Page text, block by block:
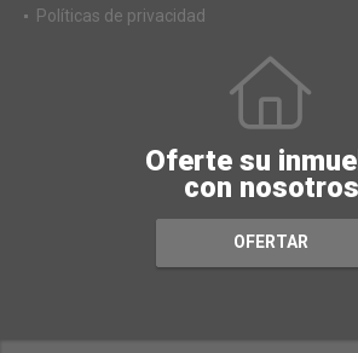
Políticas de privacidad
Oferte su
con nosotros
OFERTAR